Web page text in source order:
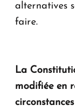
alternatives
faire.
La
modifiée en